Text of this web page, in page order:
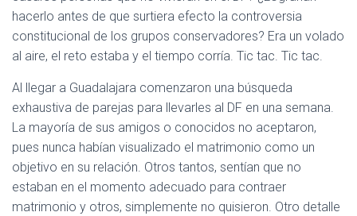
hacerlo antes de que surtiera efecto la controversia
constitucional de los grupos conservadores? Era un volado
al aire, el reto estaba y el tiempo corría. Tic tac. Tic tac.
Al llegar a Guadalajara comenzaron una búsqueda
exhaustiva de parejas para llevarles al DF en una semana.
La mayoría de sus amigos o conocidos no aceptaron,
pues nunca habían visualizado el matrimonio como un
objetivo en su relación. Otros tantos, sentían que no
estaban en el momento adecuado para contraer
matrimonio y otros, simplemente no quisieron. Otro detalle